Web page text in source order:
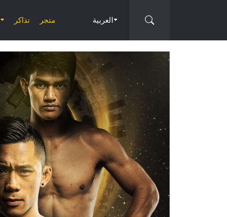
تذاكر متجر العربية
العرض
التالي